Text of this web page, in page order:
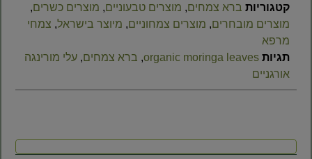
קטגוריות ברא צמחים, מוצרים טבעוניים, מוצרים כשרים,
מוצרים מובחרים, מוצרים צמחוניים, מיוצר בישראל, צמחי
מרפא
תגיות organic moringa leaves
, ברא צמחים, עלי מורינגה
אורגניים